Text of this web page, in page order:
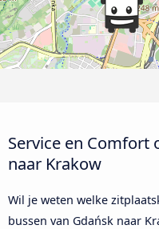
Service en Comfort
naar Krakow
Wil je weten welke
bussen van Gdańsk naar